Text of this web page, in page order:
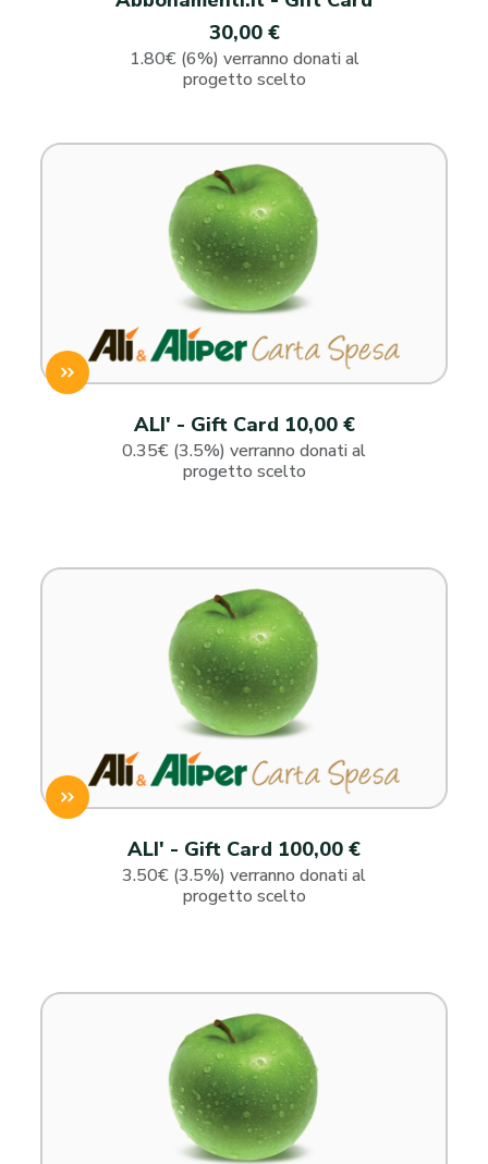
30,00 €
1.80€ (6%) verranno donati al
progetto scelto
ALI' - Gift Card 10,00 €
0.35€ (3.5%) verranno donati al
progetto scelto
ALI' - Gift Card 100,00 €
3.50€ (3.5%) verranno donati al
progetto scelto